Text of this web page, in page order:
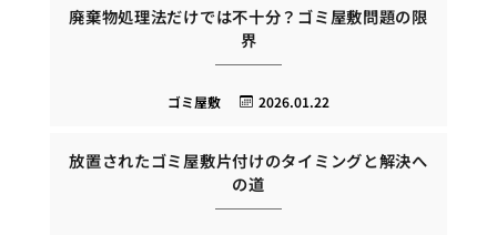
廃棄物処理法だけでは不十分？ゴミ屋敷問題の限
界
2026.01.22
ゴミ屋敷
放置されたゴミ屋敷片付けのタイミングと解決へ
の道